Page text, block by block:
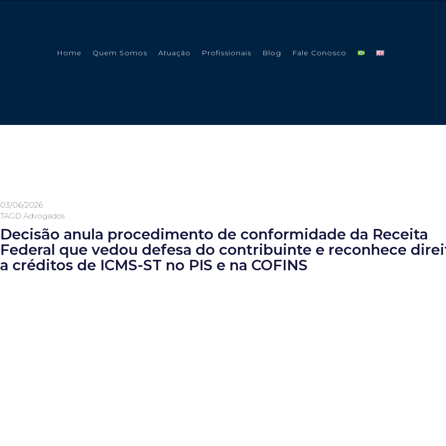
Home Quem Somos Atuação Profissionais Blog Fale Conosco
03/06/2026
TAGD Advogados
Decisão anula procedimento de conformidade da Receita
Federal que vedou defesa do contribuinte e reconhece
a créditos de ICMS-ST no PIS e na COFINS